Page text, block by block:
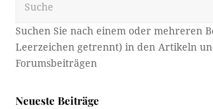
Neueste Beiträge